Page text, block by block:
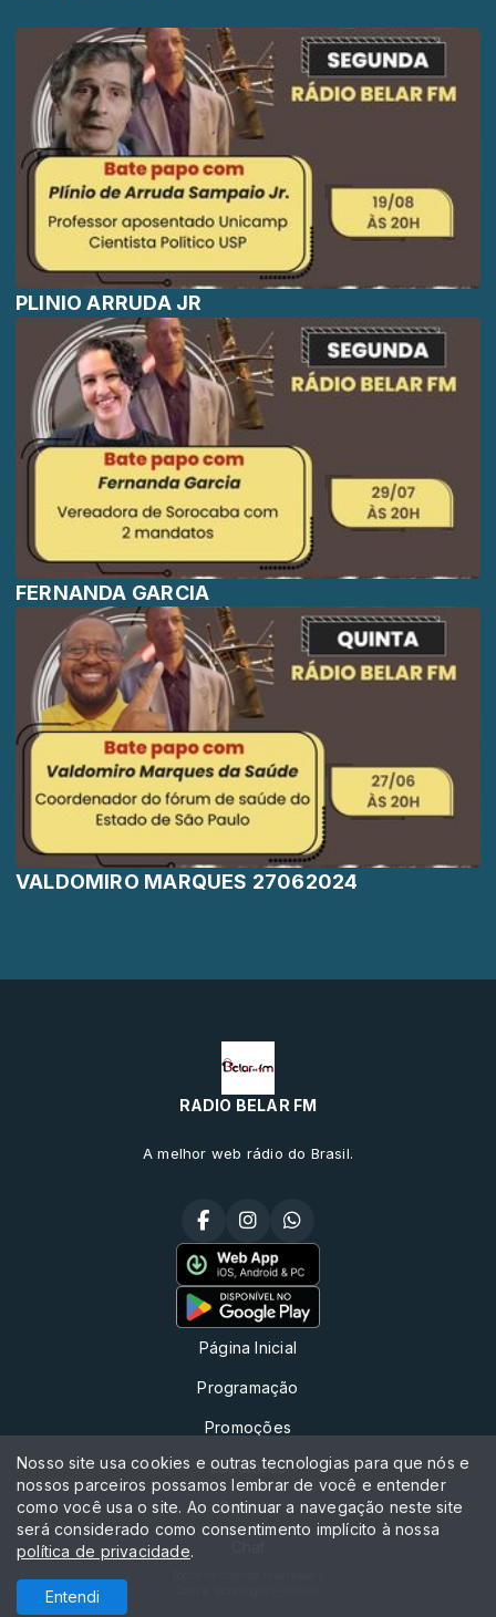
PLINIO ARRUDA JR
FERNANDA GARCIA
VALDOMIRO MARQUES 27062024
RADIO BELAR FM
A melhor web rádio do Brasil.
Página Inicial
Programação
Promoções
Locutores
Contato
Nosso site usa cookies e outras tecnologias para que nós e
nossos parceiros possamos lembrar de você e entender
como você usa o site. Ao continuar a navegação neste site
será considerado como consentimento implícito à nossa
política de privacidade.
Entendi